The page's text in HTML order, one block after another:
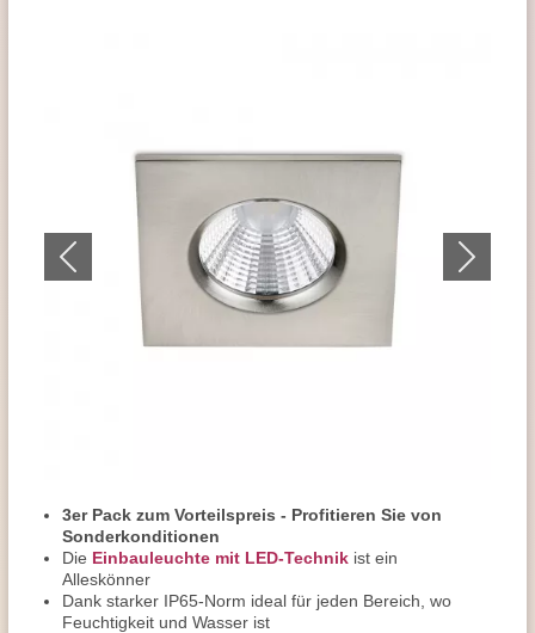
3er Pack zum Vorteilspreis - Profitieren Sie von
Sonderkonditionen
Die Einbauleuchte mit LED-Technik ist ein
Alleskönner
Dank starker IP65-Norm ideal für jeden Bereich, wo
Feuchtigkeit und Wasser ist